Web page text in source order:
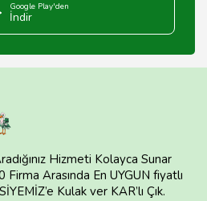
Google Play'den
İndir
Hizmeti Kolayca Sunar
Arasında En UYGUN fiyatlı
Kulak ver KAR’lı Çık.